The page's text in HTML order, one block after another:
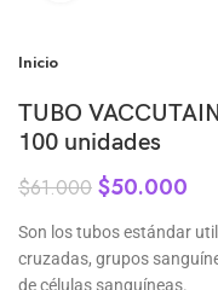
Inicio
TUBO
100 unidades
$61.000 $50.000
Son los tubos estándar
cruzadas, grupos
de células sanguíneas.